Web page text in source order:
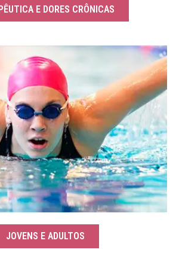
E DORES CRÔNICAS
JOVENS E ADULTOS